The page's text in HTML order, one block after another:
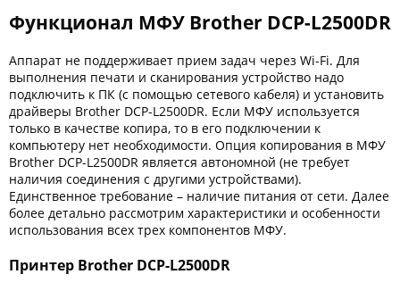
Функционал МФУ Brother DCP-L2500DR
Аппарат не поддерживает прием задач через Wi-Fi. Для
выполнения печати и сканирования устройство надо
подключить к ПК (с помощью сетевого кабеля) и установить
драйверы Brother DCP-L2500DR. Если МФУ используется
только в качестве копира, то в его подключении к
компьютеру нет необходимости. Опция копирования в МФУ
Brother DCP-L2500DR является автономной (не требует
наличия соединения с другими устройствами).
Единственное требование – наличие питания от сети. Далее
более детально рассмотрим характеристики и особенности
использования всех трех компонентов МФУ.
Принтер Brother DCP-L2500DR